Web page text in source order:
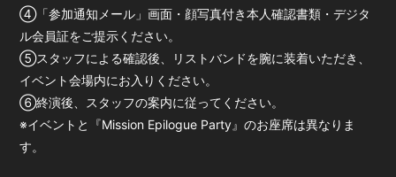
④「参加通知メール」画面・顔写真付き本人確認書類・デジタ
ル会員証をご提示ください。
⑤スタッフによる確認後、リストバンドを腕に装着いただき、
イベント会場内にお入りください。
⑥終演後、スタッフの案内に従ってください。
※イベントと『Mission Epilogue Party』のお座席は異なりま
す。